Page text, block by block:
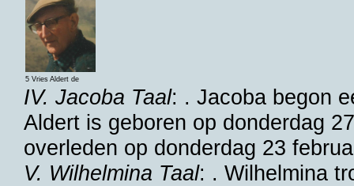
5 Vries Aldert de
IV. Jacoba Taal: . Jacoba begon
Aldert is geboren op donderdag
overleden op donderdag 23
V. Wilhelmina Taal: . Wilhelmina